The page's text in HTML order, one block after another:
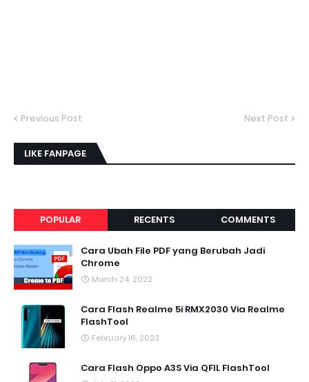
Previous Post Next Post
LIKE FANPAGE
POPULAR RECENTS COMMENTS
Cara Ubah File PDF yang Berubah Jadi
Chrome
March 24, 2022
Cara Flash Realme 5i RMX2030 Via Realme
FlashTool
February 16, 2023
Cara Flash Oppo A3S Via QFIL FlashTool